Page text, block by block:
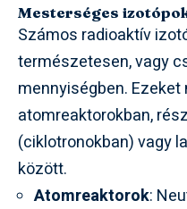
Mesterséges
Számos radioaktív
természetesen, vagy
mennyiségben.
atomreaktorokban,
(ciklotronokban) vagy
között.
Atomreaktorok: